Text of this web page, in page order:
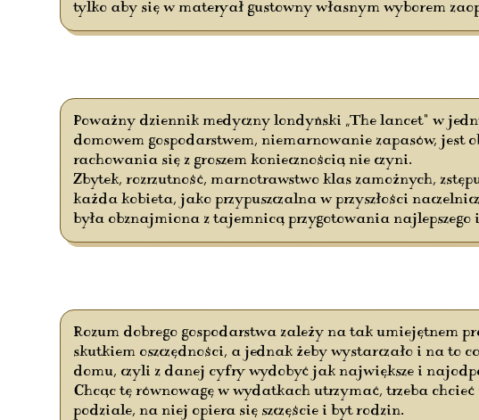
tylko aby się w materyał gustowny własnym wyborem
Poważny dziennik medyczny londyński „The lancet" w
domowem gospodarstwem, niemarnowanie zapasów,
rachowania się z groszem koniecznością nie czyni.
Zbytek, rozrzutność, marnotrawstwo klas zamożnych,
każda kobieta, jako przypuszczalna w przyszłości
była obznajmiona z tajemnicą przygotowania
Rozum dobrego gospodarstwa zależy na tak umiejętnem
skutkiem oszczędności, a jednak żeby wystarczało i na to
domu, czyli z danej cyfry wydobyć jak największe i
Chcąc tę równowagę w wydatkach utrzymać, trzeba
podziale, na niej opiera się szczęście i byt rodzin.